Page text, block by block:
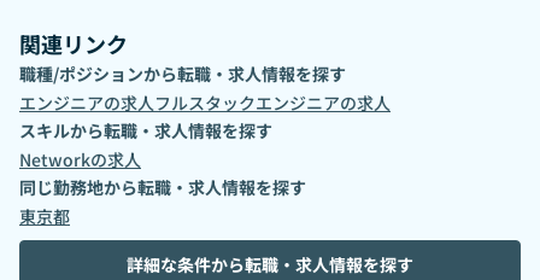
関連リンク
職種/ポジションから転職・求人情報を探す
エンジニアの求人フルスタックエンジニアの求人
スキルから転職・求人情報を探す
Networkの求人
同じ勤務地から転職・求人情報を探す
東京都
詳細な条件から転職・求人情報を探す